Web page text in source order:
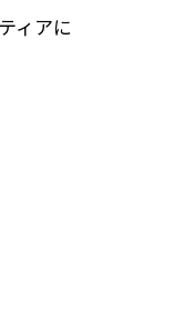
ィアに